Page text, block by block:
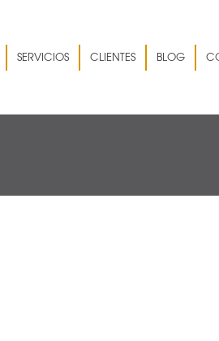
SERVICIOS CLIENTES BLOG